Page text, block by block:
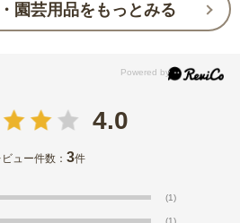
園芸用品をもっとみる
4.0
ビュー件数：3件
(1)
(1)